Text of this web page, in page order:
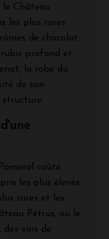
le Château
les plus rares
de chocolat,
profond et
la robe du
de son
structure.
coûte
les plus élevés
rares et les
Pétrus, ou le
des vins de